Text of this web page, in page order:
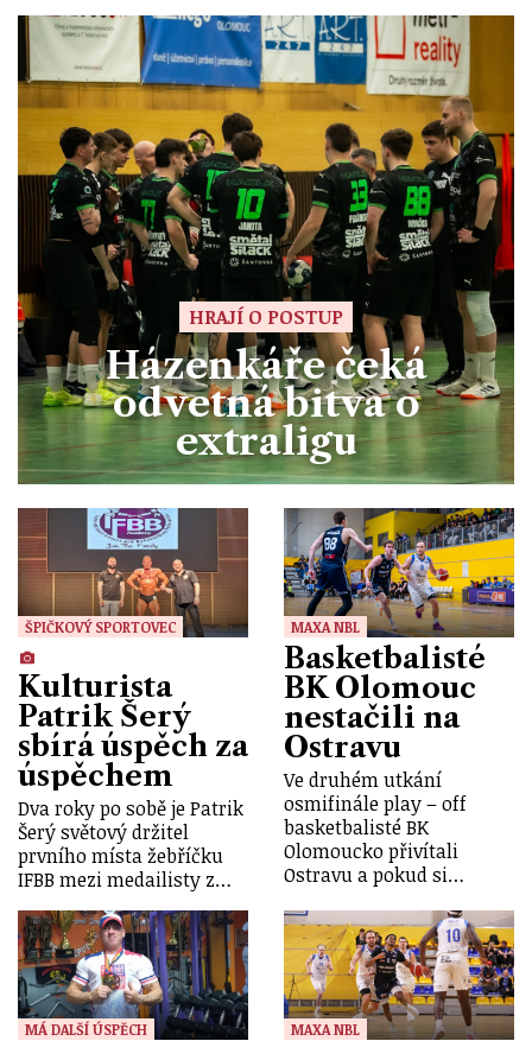
HRAJÍ O POSTUP
Házenkáře čeká
odvetná bitva o
extraligu
ŠPIČKOVÝ SPORTOVEC
Kulturista
Patrik Šerý
sbírá úspěch za
úspěchem
Dva roky po sobě je Patrik
Šerý světový držitel
prvního místa žebříčku
IFBB mezi medailisty z…
MAXA NBL
Basketbalisté
BK Olomouc
nestačili na
Ostravu
Ve druhém utkání
osmifinále play – off
basketbalisté BK
Olomoucko přivítali
Ostravu a pokud si…
MÁ DALŠÍ ÚSPĚCH MAXA NBL